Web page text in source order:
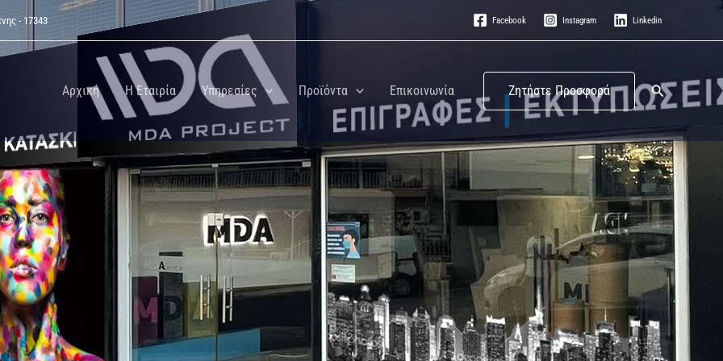
- 17343 Facebook Instagram Linkedin
Αρχική Η Εταιρία Υπηρεσίες Προϊόντα Επικοινωνία Ζητήστε Προσφορά Search